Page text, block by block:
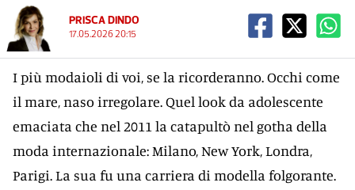
PRISCA DINDO
17.05.2026 20:15
I più modaioli di voi, se la ricorderanno. Occhi come
il mare, naso irregolare. Quel look da adolescente
emaciata che nel 2011 la catapultò nel gotha della
moda internazionale: Milano, New York, Londra,
Parigi. La sua fu una carriera di modella folgorante.